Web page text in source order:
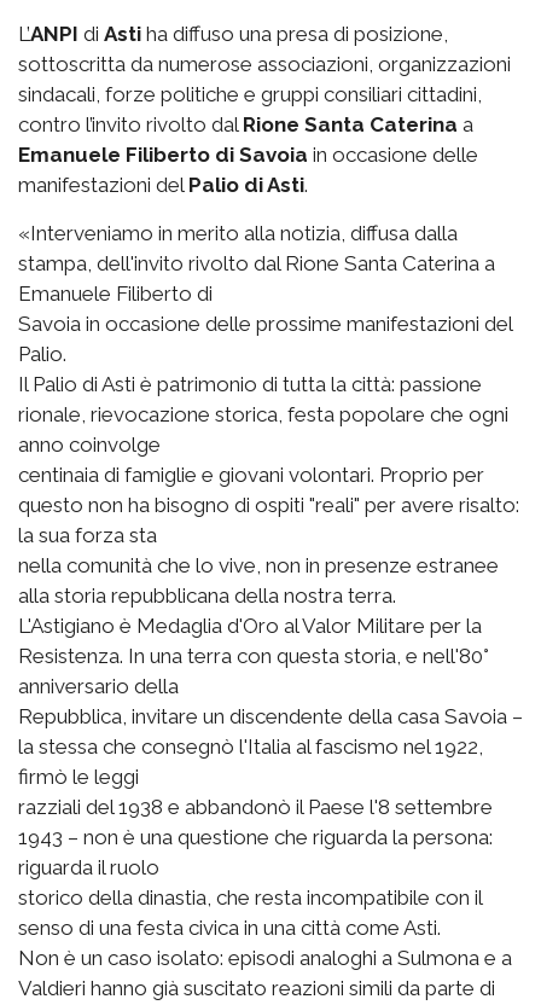
L’ANPI di Asti ha diffuso una presa di posizione,
sottoscritta da numerose associazioni, organizzazioni
sindacali, forze politiche e gruppi consiliari cittadini,
contro l’invito rivolto dal Rione Santa Caterina a
Emanuele Filiberto di Savoia in occasione delle
manifestazioni del Palio di Asti.
«Interveniamo in merito alla notizia, diffusa dalla
stampa, dell'invito rivolto dal Rione Santa Caterina a
Emanuele Filiberto di
Savoia in occasione delle prossime manifestazioni del
Palio.
Il Palio di Asti è patrimonio di tutta la città: passione
rionale, rievocazione storica, festa popolare che ogni
anno coinvolge
centinaia di famiglie e giovani volontari. Proprio per
questo non ha bisogno di ospiti "reali" per avere risalto:
la sua forza sta
nella comunità che lo vive, non in presenze estranee
alla storia repubblicana della nostra terra.
L'Astigiano è Medaglia d'Oro al Valor Militare per la
Resistenza. In una terra con questa storia, e nell'80°
anniversario della
Repubblica, invitare un discendente della casa Savoia –
la stessa che consegnò l'Italia al fascismo nel 1922,
firmò le leggi
razziali del 1938 e abbandonò il Paese l'8 settembre
1943 – non è una questione che riguarda la persona:
riguarda il ruolo
storico della dinastia, che resta incompatibile con il
senso di una festa civica in una città come Asti.
Non è un caso isolato: episodi analoghi a Sulmona e a
Valdieri hanno già suscitato reazioni simili da parte di